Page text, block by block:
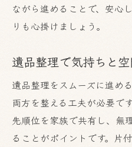
ながら進めることで、安心
りも心掛けましょう。
遺品整理で気持ちと
遺品整理をスムーズに進め
両方を整える工夫が必要で
先順位を家族で共有し、無
ることがポイントです。片